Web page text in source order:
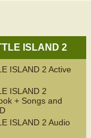
ISLAND 2
ISLAND 2 Active
ISLAND 2
+ Songs and
ISLAND 2 Audio